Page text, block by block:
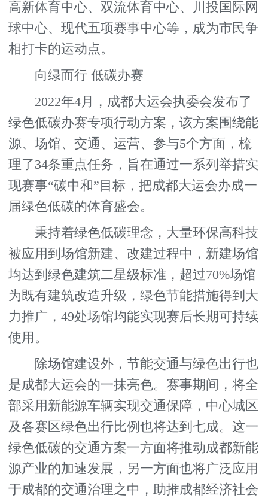
高新体育中心、双流体育中心、川投国际网
球中心、现代五项赛事中心等，成为市民争
相打卡的运动点。
向绿而行 低碳办赛
2022年4月，成都大运会执委会发布了
绿色低碳办赛专项行动方案，该方案围绕能
源、场馆、交通、运营、参与5个方面，梳
理了34条重点任务，旨在通过一系列举措实
现赛事“碳中和”目标，把成都大运会办成一
届绿色低碳的体育盛会。
秉持着绿色低碳理念，大量环保高科技
被应用到场馆新建、改建过程中，新建场馆
均达到绿色建筑二星级标准，超过70%场馆
为既有建筑改造升级，绿色节能措施得到大
力推广，49处场馆均能实现赛后长期可持续
使用。
除场馆建设外，节能交通与绿色出行也
是成都大运会的一抹亮色。赛事期间，将全
部采用新能源车辆实现交通保障，中心城区
及各赛区绿色出行比例也将达到七成。这一
绿色低碳的交通方案一方面将推动成都新能
源产业的加速发展，另一方面也将广泛应用
于成都的交通治理之中，助推成都经济社会